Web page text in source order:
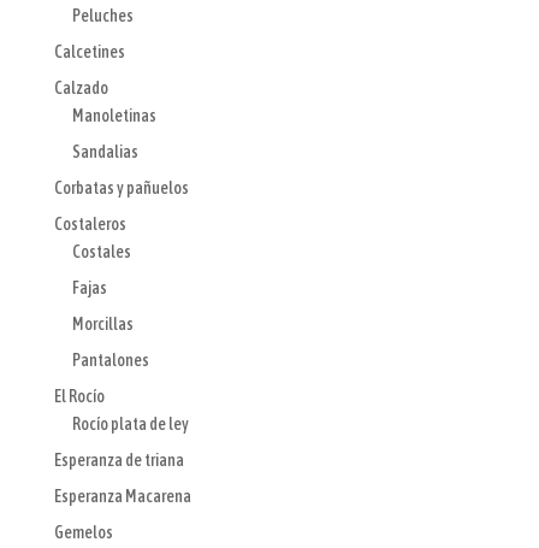
Peluches
Calcetines
Calzado
Manoletinas
Sandalias
Corbatas y pañuelos
Costaleros
Costales
Fajas
Morcillas
Pantalones
El Rocío
Rocío plata de ley
Esperanza de triana
Esperanza Macarena
Gemelos